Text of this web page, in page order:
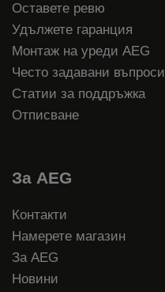
Оставете ревю
Удължете гаранция
Монтаж на уреди AEG
Често задавани въпроси
Статии за поддръжка
Отписване
За AEG
Контакти
Намерете магазин
За AEG
Новини